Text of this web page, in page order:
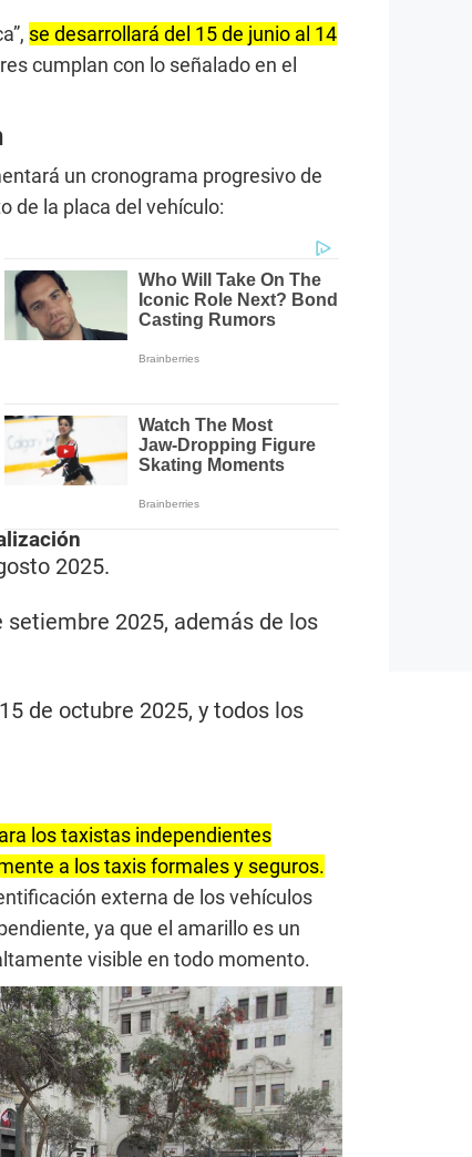
se desarrollará del 15 de junio al 14
cumplan con lo señalado en el
un cronograma progresivo de
de la placa del vehículo:
2025.
setiembre 2025, además de los
de octubre 2025, y todos los
los taxistas independientes
a los taxis formales y seguros.
externa de los vehículos
ya que el amarillo es un
visible en todo momento.